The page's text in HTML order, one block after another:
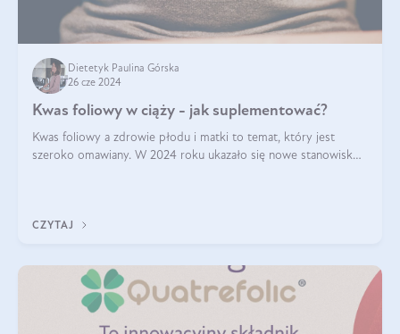
Dietetyk Paulina Górska
26 cze 2024
Kwas foliowy w ciąży - jak suplementować?
Kwas foliowy a zdrowie płodu i matki to temat, który jest
szeroko omawiany. W 2024 roku ukazało się nowe stanowisko
CZYTAJ